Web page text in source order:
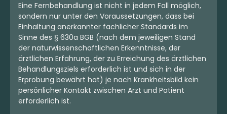
Eine Fernbehandlung ist nicht in jedem Fall möglich,
sondern nur unter den Voraussetzungen, dass bei
Einhaltung anerkannter fachlicher Standards im
Sinne des § 630a BGB (nach dem jeweiligen Stand
der naturwissenschaftlichen Erkenntnisse, der
ärztlichen Erfahrung, der zu Erreichung des ärztlichen
Behandlungsziels erforderlich ist und sich in der
Erprobung bewährt hat) je nach Krankheitsbild kein
persönlicher Kontakt zwischen Arzt und Patient
erforderlich ist.